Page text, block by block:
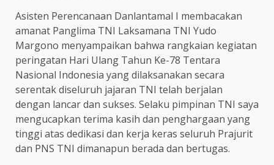
Asisten Perencanaan Danlantamal I membacakan
amanat Panglima TNI Laksamana TNI Yudo
Margono menyampaikan bahwa rangkaian kegiatan
peringatan Hari Ulang Tahun Ke-78 Tentara
Nasional Indonesia yang dilaksanakan secara
serentak diseluruh jajaran TNI telah berjalan
dengan lancar dan sukses. Selaku pimpinan TNI saya
mengucapkan terima kasih dan penghargaan yang
tinggi atas dedikasi dan kerja keras seluruh Prajurit
dan PNS TNI dimanapun berada dan bertugas.